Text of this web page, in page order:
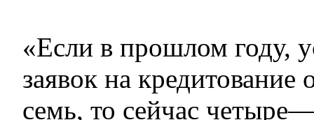
«Если в прошлом году,
заявок на
семь, то сейчас